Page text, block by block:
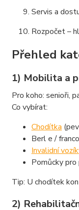
Servis a
Rozpočet –
Přehled
1) Mobilita a
Pro koho: senioři,
Co vybírat:
Chodítka
Berl e /
Invalidní
Pomůcky pro
Tip: U chodítek
2)